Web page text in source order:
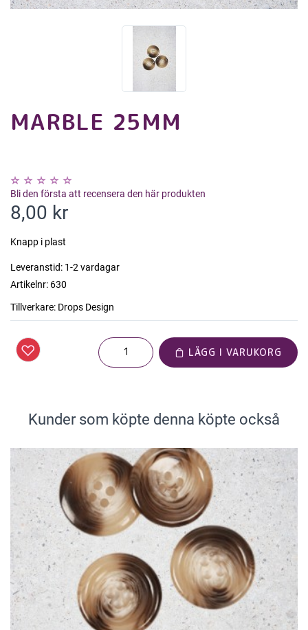
MARBLE 25MM
Bli den första att recensera den här produkten
8,00 kr
Knapp i plast
Leveranstid: 1-2 vardagar
Artikelnr: 630
Tillverkare: Drops Design
LÄGG I VARUKORG
Kunder som köpte denna köpte också